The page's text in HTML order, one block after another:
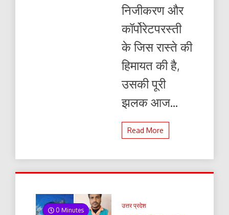
निजीकरण और
कॉर्पोरेटपरस्ती
के जिस रास्ते की
हिमायत की है,
उसकी पूरी
झलक आज...
Read More
0 Minutes
उत्तर प्रदेश